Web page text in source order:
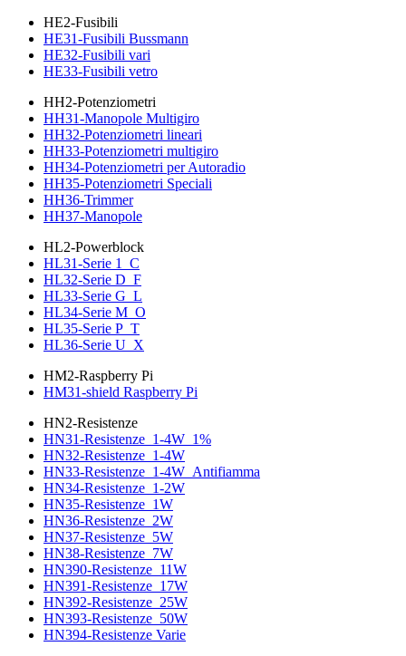
HE2-Fusibili
HE31-Fusibili Bussmann
HE32-Fusibili vari
HE33-Fusibili vetro
HH2-Potenziometri
HH31-Manopole Multigiro
HH32-Potenziometri lineari
HH33-Potenziometri multigiro
HH34-Potenziometri per Autoradio
HH35-Potenziometri Speciali
HH36-Trimmer
HH37-Manopole
HL2-Powerblock
HL31-Serie 1_C
HL32-Serie D_F
HL33-Serie G_L
HL34-Serie M_O
HL35-Serie P_T
HL36-Serie U_X
HM2-Raspberry Pi
HM31-shield Raspberry Pi
HN2-Resistenze
HN31-Resistenze_1-4W_1%
HN32-Resistenze_1-4W
HN33-Resistenze_1-4W_Antifiamma
HN34-Resistenze_1-2W
HN35-Resistenze_1W
HN36-Resistenze_2W
HN37-Resistenze_5W
HN38-Resistenze_7W
HN390-Resistenze_11W
HN391-Resistenze_17W
HN392-Resistenze_25W
HN393-Resistenze_50W
HN394-Resistenze Varie